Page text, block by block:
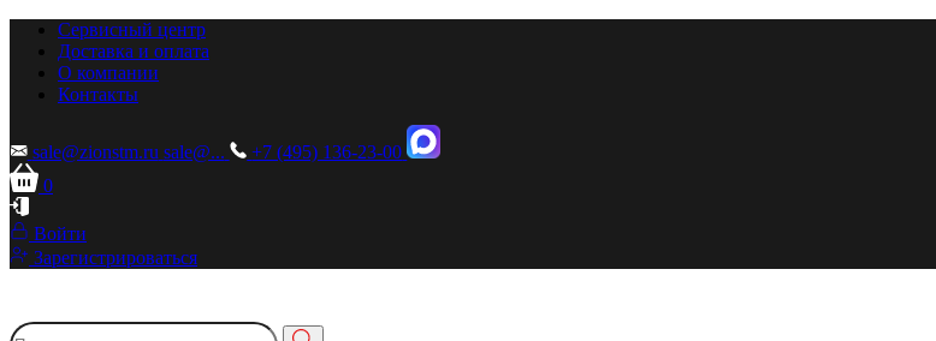
Сервисный центр
Доставка и оплата
О компании
Контакты
sale@zionstm.ru sale@...
+7 (495) 136-23-00
0
Войти
Зарегистрироваться